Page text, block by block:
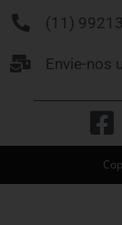
(11)
Envie-nos